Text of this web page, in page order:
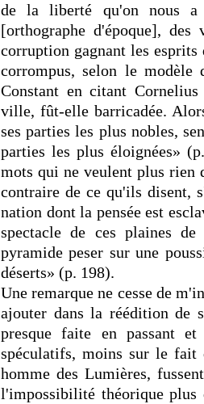
de la liberté qu'on nous a
[orthographe d'époque],
corruption gagnant les
corrompus, selon le modèle
Constant en citant
ville, fût-elle barricadée.
ses parties les plus nobles,
parties les plus éloignées»
mots qui ne veulent plus rien
contraire de ce qu'ils disent,
nation dont la pensée est
spectacle de ces plaines
pyramide peser sur une
déserts» (p. 198).
Une remarque ne cesse de
ajouter dans la réédition de
presque faite en passant
spéculatifs, moins sur le fait
homme des Lumières,
l'impossibilité théorique plus